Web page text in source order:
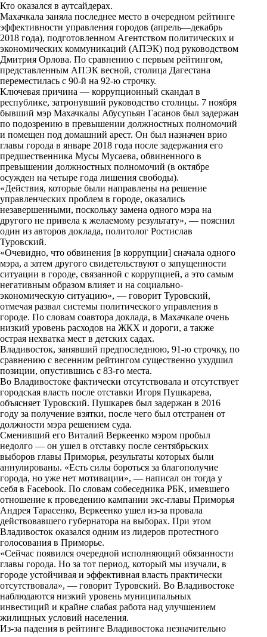
r
a
s
s
n
i
k
i
a
m
n
k
Кто оказался в аутсайдерах.
Махачкала заняла последнее место в очередном рейтинге
эффективности управления городов (апрель—декабрь
2018 года), подготовленном Агентством политических и
экономических коммуникаций (АПЭК) под руководством
Дмитрия Орлова. По сравнению с первым рейтингом,
представленным АПЭК весной, столица Дагестана
переместилась с 90-й на 92-ю строчку.
Ключевая причина — коррупционный скандал в
республике, затронувший руководство столицы. 7 ноября
бывший мэр Махачкалы Абусупьян Гасанов был задержан
по подозрению в превышении должностных полномочий
и помещен под домашний арест. Он был назначен врио
главы города в январе 2018 года после задержания его
предшественника Мусы Мусаева, обвиненного в
превышении должностных полномочий (в октябре
осужден на четыре года лишения свободы).
«Действия, которые были направлены на решение
управленческих проблем в городе, оказались
незавершенными, поскольку замена одного мэра на
другого не привела к желаемому результату», — пояснил
один из авторов доклада, политолог Ростислав
Туровский.
«Очевидно, что обвинения [в коррупции] сначала одного
мэра, а затем другого свидетельствуют о запущенности
ситуации в городе, связанной с коррупцией, а это самым
негативным образом влияет и на социально-
экономическую ситуацию», — говорит Туровский,
отмечая развал системы политического управления в
городе. По словам соавтора доклада, в Махачкале очень
низкий уровень расходов на ЖКХ и дороги, а также
острая нехватка мест в детских садах.
Владивосток, занявший предпоследнюю, 91-ю строчку, по
сравнению с весенним рейтингом существенно ухудшил
позиции, опустившись с 83-го места.
Во Владивостоке фактически отсутствовала и отсутствует
городская власть после отставки Игоря Пушкарева,
объясняет Туровский. Пушкарев был задержан в 2016
году за получение взятки, после чего был отстранен от
должности мэра решением суда.
Сменивший его Виталий Веркеенко мэром пробыл
недолго — он ушел в отставку после сентябрьских
выборов главы Приморья, результаты которых были
аннулированы. «Есть силы бороться за благополучие
города, но уже нет мотивации», — написал он тогда у
себя в Facebook. По словам собеседника РБК, имевшего
отношение к проведению кампании экс-главы Приморья
Андрея Тарасенко, Веркеенко ушел из-за провала
действовавшего губернатора на выборах. При этом
Владивосток оказался одним из лидеров протестного
голосования в Приморье.
«Сейчас появился очередной исполняющий обязанности
главы города. Но за тот период, который мы изучали, в
городе устойчивая и эффективная власть практически
отсутствовала», — говорит Туровский. Во Владивостоке
наблюдаются низкий уровень муниципальных
инвестиций и крайне слабая работа над улучшением
жилищных условий населения.
Из-за падения в рейтинге Владивостока незначительно